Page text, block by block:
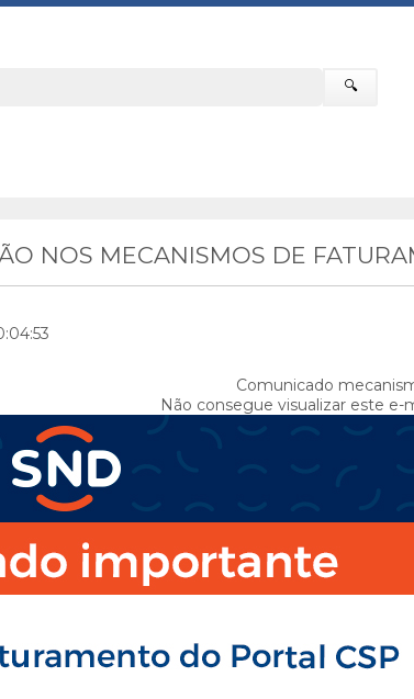
🔍
NOS MECANISMOS DE
Comunicado
Não consegue visualizar este e-